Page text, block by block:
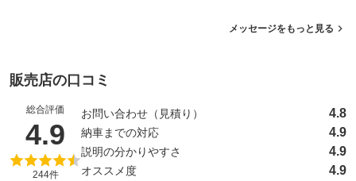
メッセージをもっと見る
販売店の口コミ
総合評価
4.9 （5点満点中）
244件
お問い合わせ（見積り） 4.8
納車までの対応 4.9
説明の分かりやすさ 4.9
オススメ度 4.9